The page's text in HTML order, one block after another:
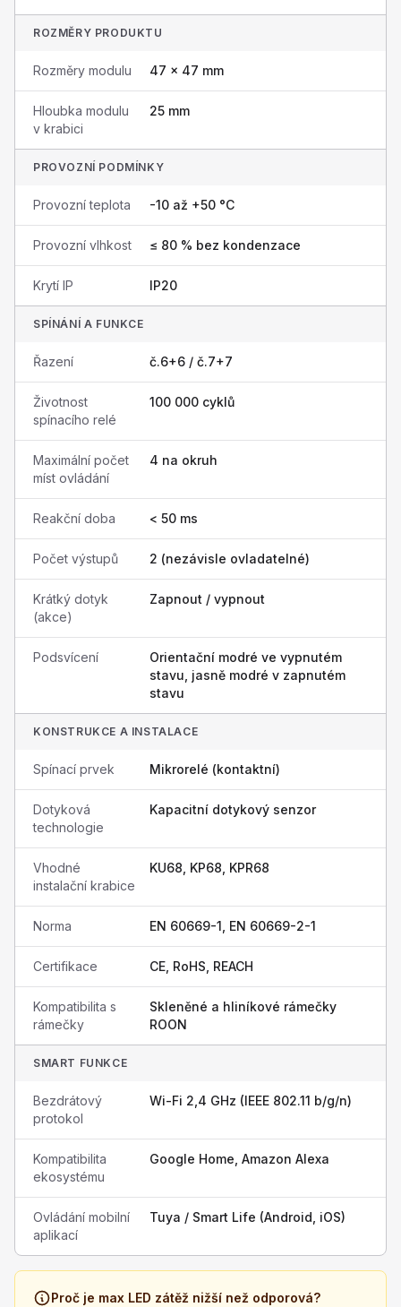
ROZMĚRY PRODUKTU
Rozměry modulu 47 × 47 mm
Hloubka modulu
v krabici
25 mm
PROVOZNÍ PODMÍNKY
Provozní teplota -10 až +50 °C
Provozní vlhkost ≤ 80 % bez kondenzace
Krytí IP IP20
SPÍNÁNÍ A FUNKCE
Řazení č.6+6 / č.7+7
Životnost
spínacího relé
100 000 cyklů
Maximální počet
míst ovládání
4 na okruh
Reakční doba < 50 ms
Počet výstupů 2 (nezávisle ovladatelné)
Krátký dotyk
(akce)
Zapnout / vypnout
Podsvícení
Orientační modré ve vypnutém
stavu, jasně modré v zapnutém
stavu
KONSTRUKCE A INSTALACE
Spínací prvek Mikrorelé (kontaktní)
Dotyková
technologie
Kapacitní dotykový senzor
Vhodné
instalační krabice
KU68, KP68, KPR68
Norma EN 60669-1, EN 60669-2-1
Certifikace CE, RoHS, REACH
Kompatibilita s
rámečky
Skleněné a hliníkové rámečky
ROON
SMART FUNKCE
Bezdrátový
protokol
Wi-Fi 2,4 GHz (IEEE 802.11 b/g/n)
Kompatibilita
ekosystému
Google Home, Amazon Alexa
Ovládání mobilní
aplikací
Tuya / Smart Life (Android, iOS)
Proč je max LED zátěž nižší než odporová?